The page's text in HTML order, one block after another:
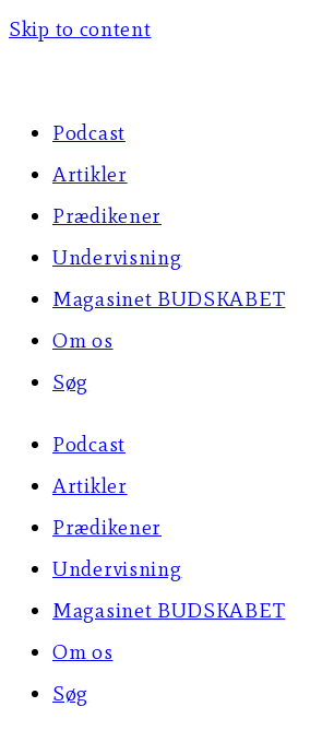
Skip to content
Podcast
Artikler
Prædikener
Undervisning
Magasinet BUDSKABET
Om os
Søg
Podcast
Artikler
Prædikener
Undervisning
Magasinet BUDSKABET
Om os
Søg